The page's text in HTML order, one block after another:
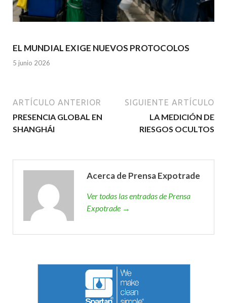
EL MUNDIAL EXIGE NUEVOS PROTOCOLOS
5 junio 2026
ARTÍCULO ANTERIOR
PRESENCIA GLOBAL EN
SHANGHÁI
SIGUIENTE ARTÍCULO
LA MEDICIÓN DE
RIESGOS OCULTOS
Acerca de Prensa Expotrade
Ver todas las entradas de Prensa
Expotrade →